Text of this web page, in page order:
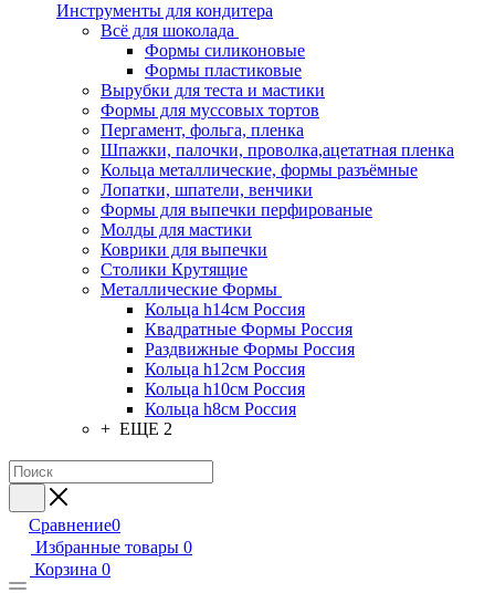
Инструменты для кондитера
Всё для шоколада
Формы силиконовые
Формы пластиковые
Вырубки для теста и мастики
Формы для муссовых тортов
Пергамент, фольга, пленка
Шпажки, палочки, проволка,ацетатная пленка
Кольца металлические, формы разъёмные
Лопатки, шпатели, венчики
Формы для выпечки перфированые
Молды для мастики
Коврики для выпечки
Столики Крутящие
Металлические Формы
Кольца h14см Россия
Квадратные Формы Россия
Раздвижные Формы Россия
Кольца h12см Россия
Кольца h10см Россия
Кольца h8см Россия
+ ЕЩЕ 2
Сравнение0
Избранные товары 0
Корзина 0